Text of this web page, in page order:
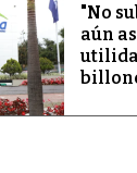
"No
aún